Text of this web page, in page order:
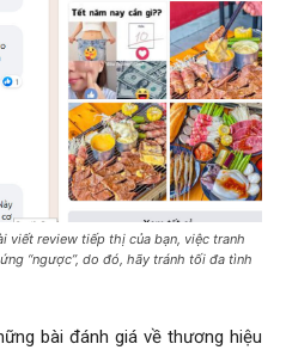
viết review tiếp thị của bạn, việc tranh
“ngược”, do đó, hãy tránh tối đa tình
bài đánh giá về thương hiệu